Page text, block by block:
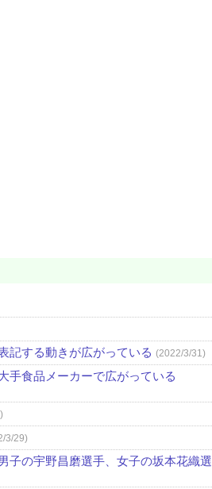
記する動きが広がっている (2022/3/31)
手食品メーカーで広がっている
3/29)
子の宇野昌磨選手、女子の坂本花織選